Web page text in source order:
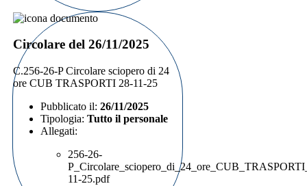
Circolare del 26/11/2025
C.256-26-P Circolare sciopero di 24
ore CUB TRASPORTI 28-11-25
Pubblicato il: 26/11/2025
Tipologia: Tutto il personale
Allegati:
256-26-
11-25.pdf